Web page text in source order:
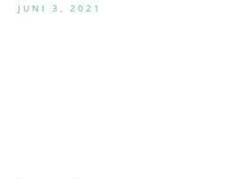
JUNI 3, 2021